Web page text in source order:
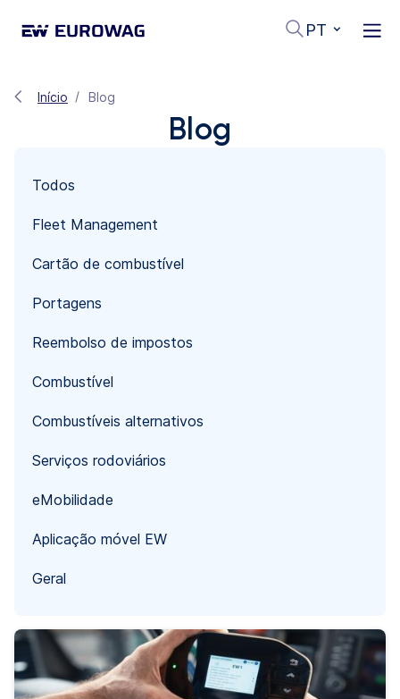
PT
Início Blog
Blog
Todos
Fleet Management
Cartão de combustível
Portagens
Reembolso de impostos
Combustível
Combustíveis alternativos
Serviços rodoviários
eMobilidade
Aplicação móvel EW
Geral